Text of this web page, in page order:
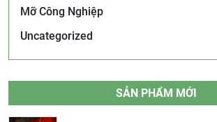
Mỡ Công Nghiệp
Uncategorized
SẢN PHẨM MỚI